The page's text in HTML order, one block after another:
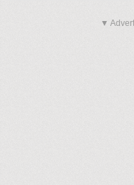
▼